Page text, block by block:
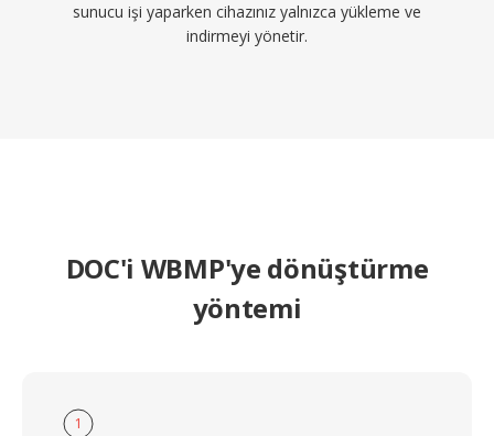
sunucu işi yaparken cihazınız yalnızca yükleme ve
indirmeyi yönetir.
DOC'i WBMP'ye dönüştürme
yöntemi
1